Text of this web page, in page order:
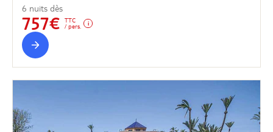
6 nuits dès
757€
TTC
/ pers.